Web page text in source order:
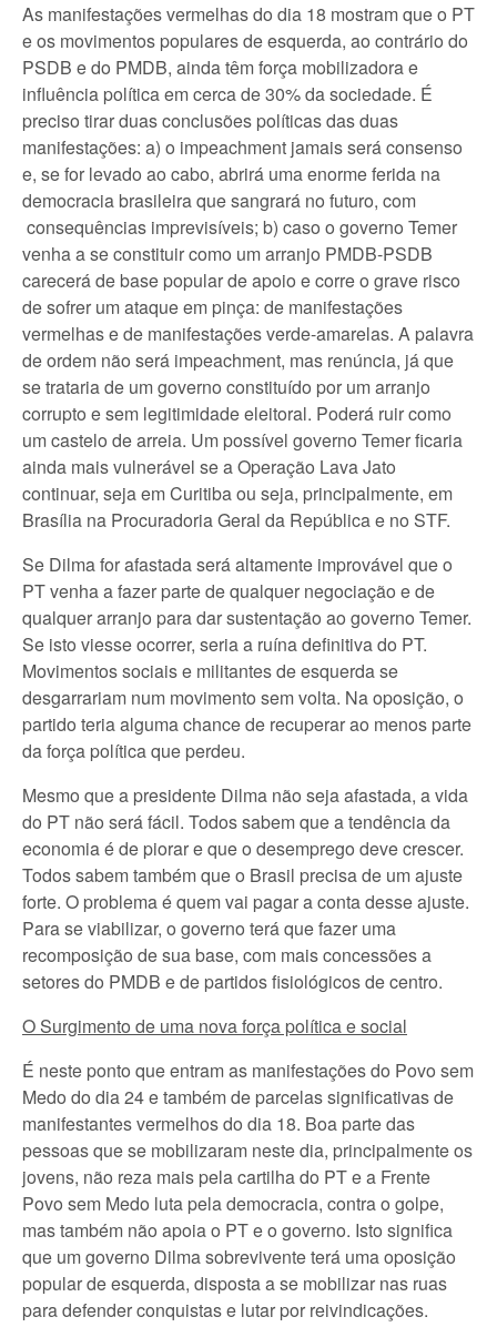
As manifestações vermelhas do dia 18 mostram que o PT
e os movimentos populares de esquerda, ao contrário do
PSDB e do PMDB, ainda têm força mobilizadora e
influência política em cerca de 30% da sociedade. É
preciso tirar duas conclusões políticas das duas
manifestações: a) o impeachment jamais será consenso
e, se for levado ao cabo, abrirá uma enorme ferida na
democracia brasileira que sangrará no futuro, com
consequências imprevisíveis; b) caso o governo Temer
venha a se constituir como um arranjo PMDB-PSDB
carecerá de base popular de apoio e corre o grave risco
de sofrer um ataque em pinça: de manifestações
vermelhas e de manifestações verde-amarelas. A palavra
de ordem não será impeachment, mas renúncia, já que
se trataria de um governo constituído por um arranjo
corrupto e sem legitimidade eleitoral. Poderá ruir como
um castelo de arreia. Um possível governo Temer ficaria
ainda mais vulnerável se a Operação Lava Jato
continuar, seja em Curitiba ou seja, principalmente, em
Brasília na Procuradoria Geral da República e no STF.
Se Dilma for afastada será altamente improvável que o
PT venha a fazer parte de qualquer negociação e de
qualquer arranjo para dar sustentação ao governo Temer.
Se isto viesse ocorrer, seria a ruína definitiva do PT.
Movimentos sociais e militantes de esquerda se
desgarrariam num movimento sem volta. Na oposição, o
partido teria alguma chance de recuperar ao menos parte
da força política que perdeu.
Mesmo que a presidente Dilma não seja afastada, a vida
do PT não será fácil. Todos sabem que a tendência da
economia é de piorar e que o desemprego deve crescer.
Todos sabem também que o Brasil precisa de um ajuste
forte. O problema é quem vai pagar a conta desse ajuste.
Para se viabilizar, o governo terá que fazer uma
recomposição de sua base, com mais concessões a
setores do PMDB e de partidos fisiológicos de centro.
O Surgimento de uma nova força política e social
É neste ponto que entram as manifestações do Povo sem
Medo do dia 24 e também de parcelas significativas de
manifestantes vermelhos do dia 18. Boa parte das
pessoas que se mobilizaram neste dia, principalmente os
jovens, não reza mais pela cartilha do PT e a Frente
Povo sem Medo luta pela democracia, contra o golpe,
mas também não apoia o PT e o governo. Isto significa
que um governo Dilma sobrevivente terá uma oposição
popular de esquerda, disposta a se mobilizar nas ruas
para defender conquistas e lutar por reivindicações.